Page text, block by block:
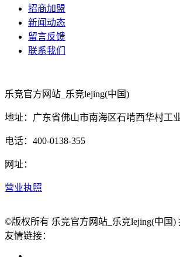
招商加盟
新闻动态
留言反馈
联系我们
乐竞官方网站_乐竞lejing(中国)
地址：广东省佛山市南海区石啃西华村工
电话：400-0138-355
网址：
营业执照
©版权所有 乐竞官方网站_乐竞lejing(中国)
友情链接：